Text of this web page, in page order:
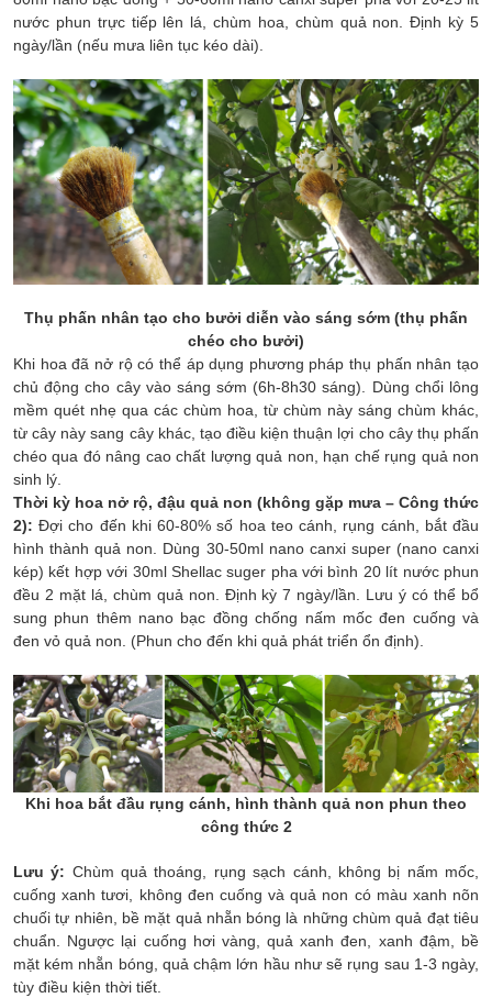
nước phun trực tiếp lên lá, chùm hoa, chùm quả non. Định kỳ 5
ngày/lần (nếu mưa liên tục kéo dài).
Thụ phấn nhân tạo cho bưởi diễn vào sáng sớm (thụ phấn
chéo cho bưởi)
Khi hoa đã nở rộ có thể áp dụng phương pháp thụ phấn nhân tạo
chủ động cho cây vào sáng sớm (6h-8h30 sáng). Dùng chổi lông
mềm quét nhẹ qua các chùm hoa, từ chùm này sáng chùm khác,
từ cây này sang cây khác, tạo điều kiện thuận lợi cho cây thụ phấn
chéo qua đó nâng cao chất lượng quả non, hạn chế rụng quả non
sinh lý.
Thời kỳ hoa nở rộ, đậu quả non (không gặp mưa – Công thức
2): Đợi cho đến khi 60-80% số hoa teo cánh, rụng cánh, bắt đầu
hình thành quả non. Dùng 30-50ml nano canxi super (nano canxi
kép) kết hợp với 30ml Shellac suger pha với bình 20 lít nước phun
đều 2 mặt lá, chùm quả non. Định kỳ 7 ngày/lần. Lưu ý có thể bổ
sung phun thêm nano bạc đồng chống nấm mốc đen cuống và
đen vỏ quả non.
(Phun cho đến khi quả phát triển ổn định).
Khi hoa bắt đầu rụng cánh, hình thành quả non phun theo
công thức 2
Lưu ý: Chùm quả thoáng, rụng sạch cánh, không bị nấm mốc,
cuống xanh tươi, không đen cuống và quả non có màu xanh nõn
chuối tự nhiên, bề mặt quả nhẵn bóng là những chùm quả đạt tiêu
chuẩn. Ngược lại cuống hơi vàng, quả xanh đen, xanh đậm, bề
mặt kém nhẵn bóng, quả chậm lớn hầu như sẽ rụng sau 1-3 ngày,
tùy điều kiện thời tiết.